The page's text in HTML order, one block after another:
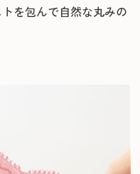
を包んで自然な丸みの